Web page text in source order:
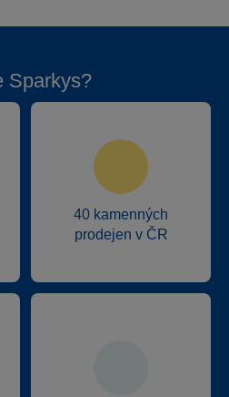
Sparkys?
40 kamenných
prodejen v ČR